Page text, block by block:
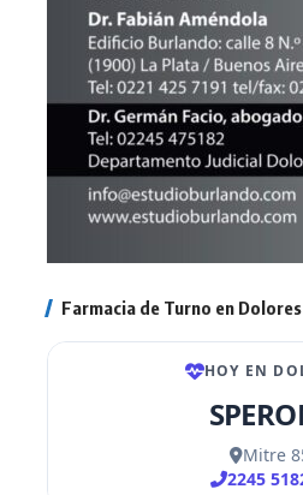
Farmacia de Turno en Dolores